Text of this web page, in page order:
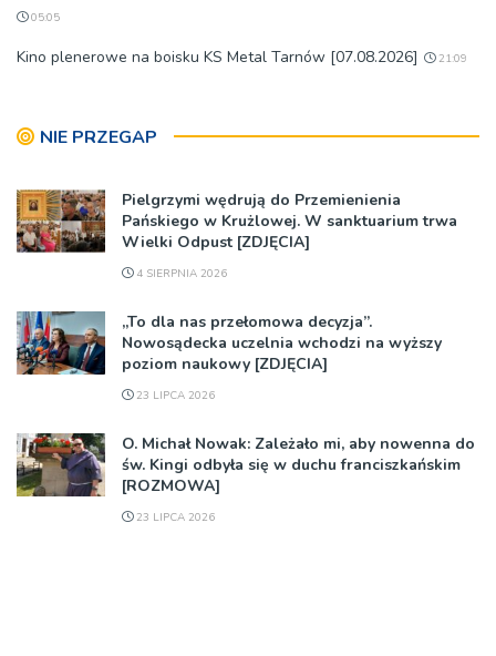
05:05
Kino plenerowe na boisku KS Metal Tarnów [07.08.2026] 21:09
NIE PRZEGAP
Pielgrzymi wędrują do Przemienienia
Pańskiego w Krużlowej. W sanktuarium trwa
Wielki Odpust [ZDJĘCIA]
4 SIERPNIA 2026
„To dla nas przełomowa decyzja”.
Nowosądecka uczelnia wchodzi na wyższy
poziom naukowy [ZDJĘCIA]
23 LIPCA 2026
O. Michał Nowak: Zależało mi, aby nowenna do
św. Kingi odbyła się w duchu franciszkańskim
[ROZMOWA]
23 LIPCA 2026